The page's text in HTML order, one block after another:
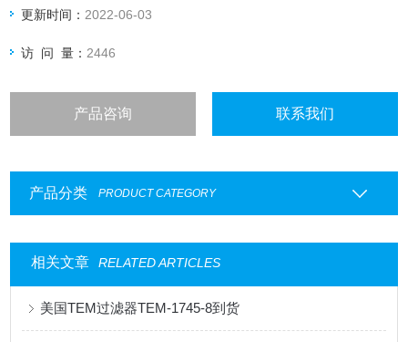
更新时间： 2022-06-03
访 问 量： 2446
产品咨询 联系我们
产品分类 PRODUCT CATEGORY
相关文章 RELATED ARTICLES
美国TEM过滤器TEM-1745-8到货